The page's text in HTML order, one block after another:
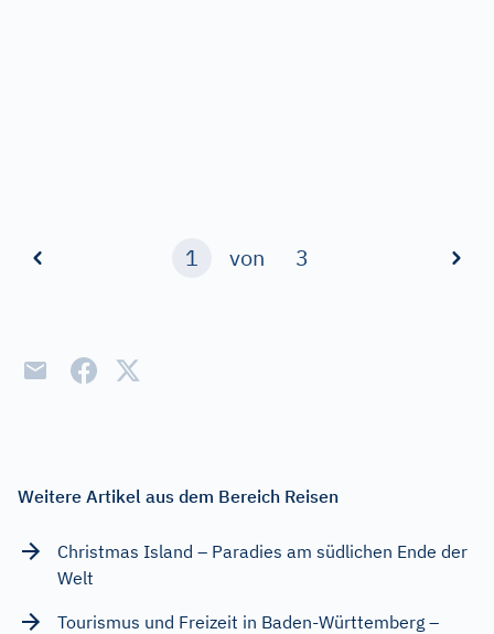
1 von 3
Weitere Artikel aus dem Bereich Reisen
Christmas Island – Paradies am südlichen Ende der
Welt
Tourismus und Freizeit in Baden-Württemberg –